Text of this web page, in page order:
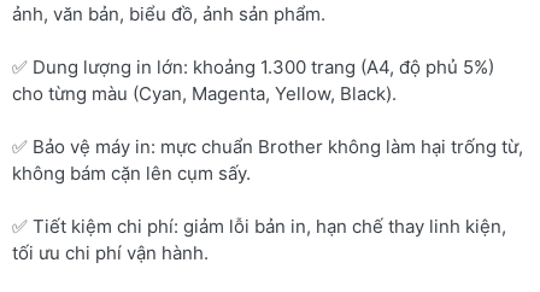
ảnh, văn bản, biểu đồ, ảnh sản phẩm.
✅ Dung lượng in lớn: khoảng 1.300 trang (A4, độ phủ 5%)
cho từng màu (Cyan, Magenta, Yellow, Black).
✅ Bảo vệ máy in: mực chuẩn Brother không làm hại trống từ,
không bám cặn lên cụm sấy.
✅ Tiết kiệm chi phí: giảm lỗi bản in, hạn chế thay linh kiện,
tối ưu chi phí vận hành.